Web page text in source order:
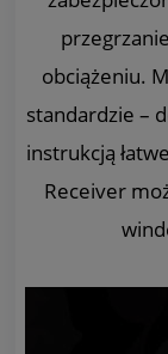
obciążeniu.
standardzie –
instrukcją
Receiver